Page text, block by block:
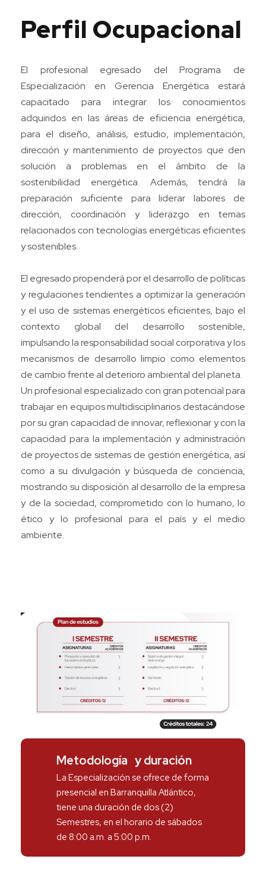
Perfil Ocupacional
El profesional egresado del Programa de
Especialización en Gerencia Energética estará
capacitado para integrar los conocimientos
adquiridos en las áreas de eficiencia energética,
para el diseño, análisis, estudio, implementación,
dirección y mantenimiento de proyectos que den
solución a problemas en el ámbito de la
sostenibilidad energética. Además, tendrá la
preparación suficiente para liderar labores de
dirección, coordinación y liderazgo en temas
relacionados con tecnologías energéticas eficientes
y sostenibles.
El egresado propenderá por el desarrollo de políticas
y regulaciones tendientes a optimizar la generación
y el uso de sistemas energéticos eficientes, bajo el
contexto global del desarrollo sostenible,
impulsando la responsabilidad social corporativa y los
mecanismos de desarrollo limpio como elementos
de cambio frente al deterioro ambiental del planeta.
Un profesional especializado con gran potencial para
trabajar en equipos multidisciplinarios destacándose
por su gran capacidad de innovar, reflexionar y con la
capacidad para la implementación y administración
de proyectos de sistemas de gestión energética, así
como a su divulgación y búsqueda de conciencia,
mostrando su disposición al desarrollo de la empresa
y de la sociedad, comprometido con lo humano, lo
ético y lo profesional para el país y el medio
ambiente.
Metodología y duración
La Especialización se ofrece de forma
presencial en Barranquilla Atlántico,
tiene una duración de dos (2)
Semestres, en el horario de sábados
de 8:00 a.m. a 5:00 p.m.